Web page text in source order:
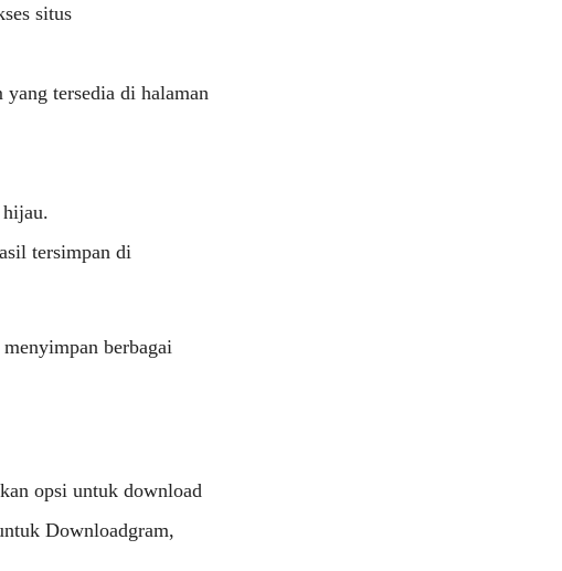
situs
tersedia di halaman
tersimpan di
berbagai
opsi untuk download
Downloadgram,